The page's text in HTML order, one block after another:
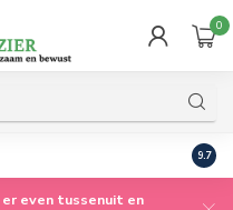
0
9.7
even tussenuit en